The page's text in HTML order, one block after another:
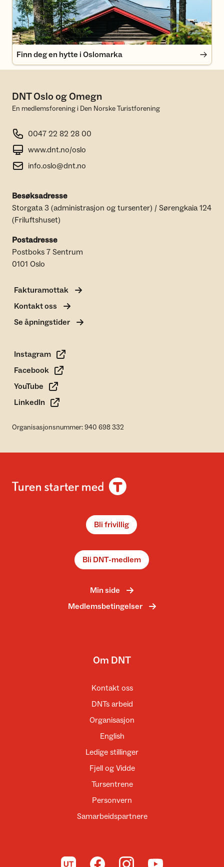
Finn deg en hytte i Oslomarka
DNT Oslo og Omegn
En medlemsforening i Den Norske Turistforening
0047 22 82 28 00
www.dnt.no/oslo
info.oslo@dnt.no
Besøksadresse
Storgata 3 (administrasjon og tursenter) / Sørengkaia 124
(Friluftshuset)
Postadresse
Postboks 7 Sentrum
0101 Oslo
Fakturamottak
Kontakt oss
Se åpningstider
Instagram
Facebook
YouTube
LinkedIn
Organisasjonsnummer: 940 698 332
Bli frivillig
Bli DNT-medlem
Min side
Medlemsbetingelser
Om DNT
Kontakt oss
DNTs arbeid
Organisasjon
English
Ledige stillinger
Fjell og Vidde
Tursentrene
Personvern
Samarbeidspartnere
Til UT.no Til DNT på Facebook
Til DNT på Instagram
Til DNT på YouTube